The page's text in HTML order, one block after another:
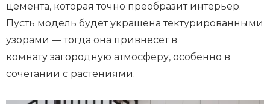
цемента, которая точно преобразит интерьер.
Пусть модель будет украшена тектурированными
узорами — тогда она привнесет в
комнату загородную атмосферу, особенно в
сочетании с растениями.